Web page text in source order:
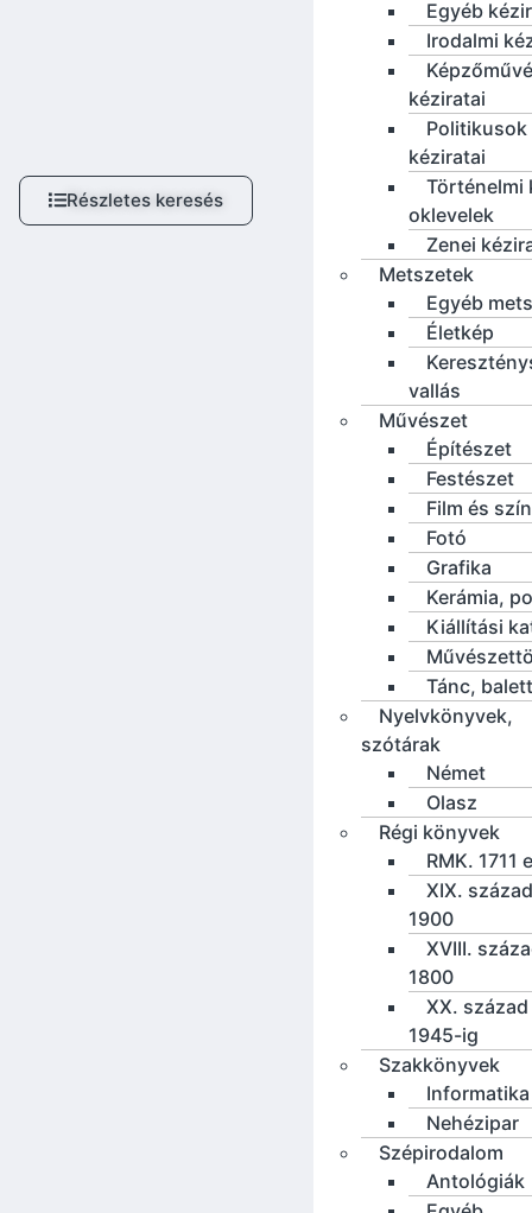
Részletes keresés
Egyéb
Irodalmi
kéziratai
Politikusok
kéziratai
Történelmi
oklevelek
Zenei
Metszetek
Egyéb
Életkép
vallás
Művészet
Építészet
Festészet
Film és
Fotó
Grafika
Kerámia,
Kiállítási
Tánc, balett
Nyelvkönyvek,
szótárak
Német
Olasz
Régi könyvek
RMK. 1711
XIX.
1900
XVIII.
1800
XX.
1945-ig
Szakkönyvek
Informatika
Nehézipar
Szépirodalom
Antológiák